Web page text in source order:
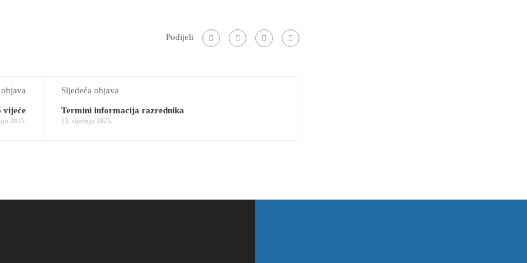
Podijeli
vijeće
2025.
Sljedeća objava
Termini informacija razrednika
15. siječnja 2025.